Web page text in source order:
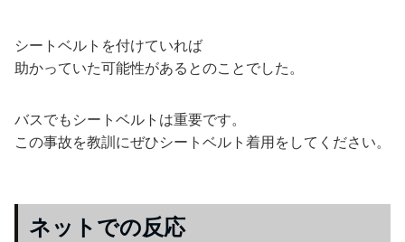
シートベルトを付けていれば
助かっていた可能性があるとのことでした。
バスでもシートベルトは重要です。
この事故を教訓にぜひシートベルト着用をしてください。
ネットでの反応